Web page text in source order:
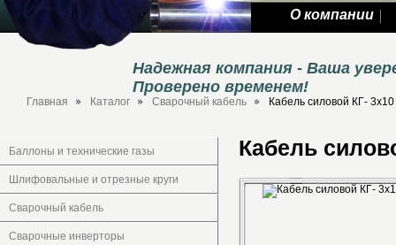
О компании
Надежная компания - Ваша
Проверено временем!
Главная Каталог Сварочный кабель Кабель силовой КГ- 3х10
Баллоны и технические газы
Шлифовальные и отрезные круги
Сварочный кабель
Сварочные инверторы
Кабель